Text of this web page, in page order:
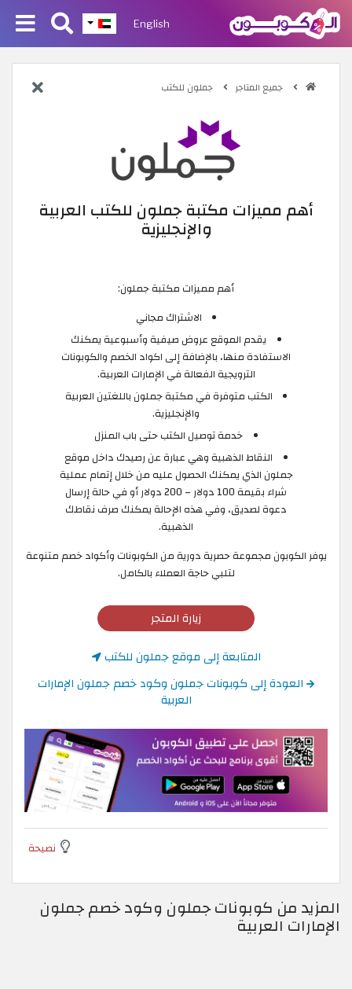
English
جميع المتاجر جملون للكتب
أهم مميزات مكتبة جملون للكتب العربية
والإنجليزية
أهم مميزات مكتبة جملون:
الاشتراك مجاني
يقدم الموقع عروض صيفية وأسبوعية يمكنك
الاستفادة منها، بالإضافة إلى اكواد الخصم والكوبونات
الترويجية الفعالة في الإمارات العربية.
الكتب متوفرة في مكتبة جملون باللغتين العربية
والإنجليزية.
خدمة توصيل الكتب حتى باب المنزل
النقاط الذهبية وهي عبارة عن رصيدك داخل موقع
جملون الذي يمكنك الحصول عليه من خلال إتمام عملية
شراء بقيمة 100 دولار – 200 دولار أو في حالة إرسال
دعوة لصديق، وفي هذه الإحالة يمكنك صرف نقاطك
الذهبية.
يوفر الكوبون مجموعة حصرية دورية من الكوبونات وأكواد خصم متنوعة
لتلبي حاجة العملاء بالكامل.
زيارة المتجر
المتابعة إلى موقع جملون للكتب
العودة إلى كوبونات جملون وكود خصم جملون الإمارات
العربية
نصيحة
المزيد من كوبونات جملون وكود خصم جملون
الإمارات العربية